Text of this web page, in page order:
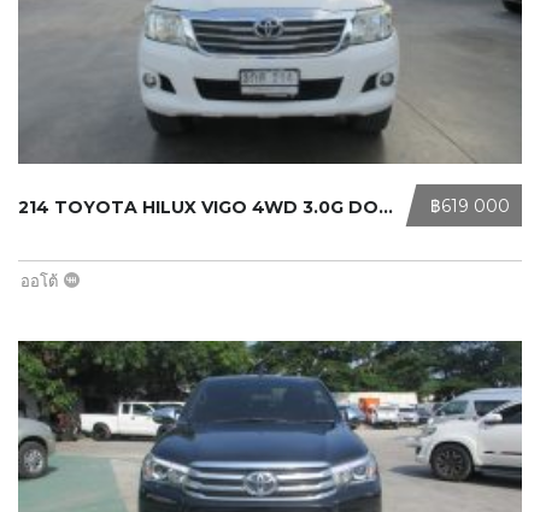
‎฿619 000
214 TOYOTA HILUX VIGO 4WD 3.0G DOUB ...
ออโต้